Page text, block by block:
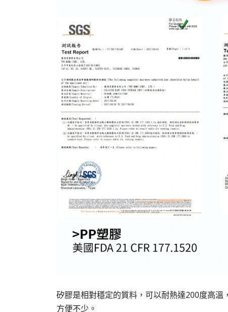
矽膠是相對穩定的質料，可以耐熱達200度高
方便不少。